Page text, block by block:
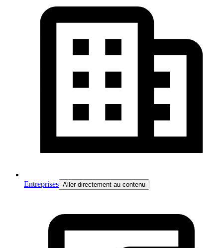
Entreprises Aller directement au contenu